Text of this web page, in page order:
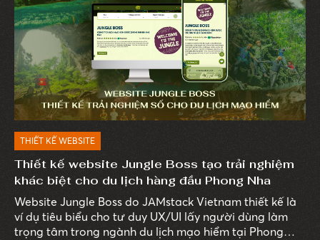
THIẾT KẾ WEBSITE
Thiết kế website Jungle Boss tạo trải nghiệm
khác biệt cho du lịch hàng đầu Phong Nha
Website Jungle Boss do JAMstack Vietnam thiết kế là
ví dụ tiêu biểu cho tư duy UX/UI lấy người dùng làm
trọng tâm trong ngành du lịch mạo hiểm tại Phong